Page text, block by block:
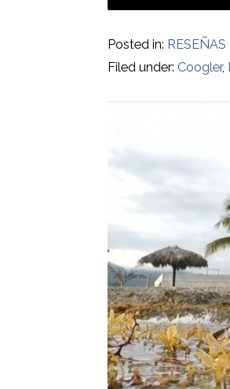
Posted in: RESEÑAS
Filed under:Coogler,